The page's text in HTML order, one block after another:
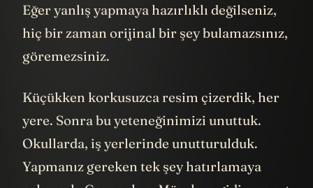
Eğer yanlış yapmaya hazırlıklı değilseniz,
hiç bir zaman orijinal bir şey bulamazsınız,
göremezsiniz.
Küçükken korkusuzca resim çizerdik, her
yere. Sonra bu yeteneğinimizi unuttuk.
Okullarda, iş yerlerinde unutturulduk.
Yapmanız gereken tek şey hatırlamaya